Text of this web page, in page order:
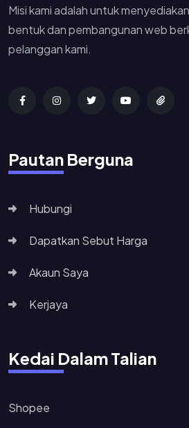
Misi kami adalah untuk
bentuk dan pembangunan web
pelanggan kami.
Pautan Berguna
Hubungi
Dapatkan Sebut Harga
Akaun Saya
Kerjaya
Kedai Dalam Talian
Shopee